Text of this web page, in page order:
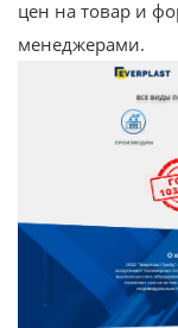
цен на товар и
менеджерами.